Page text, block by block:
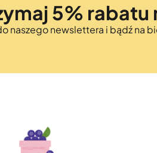
5% rabatu
naszego newslettera i bądź na